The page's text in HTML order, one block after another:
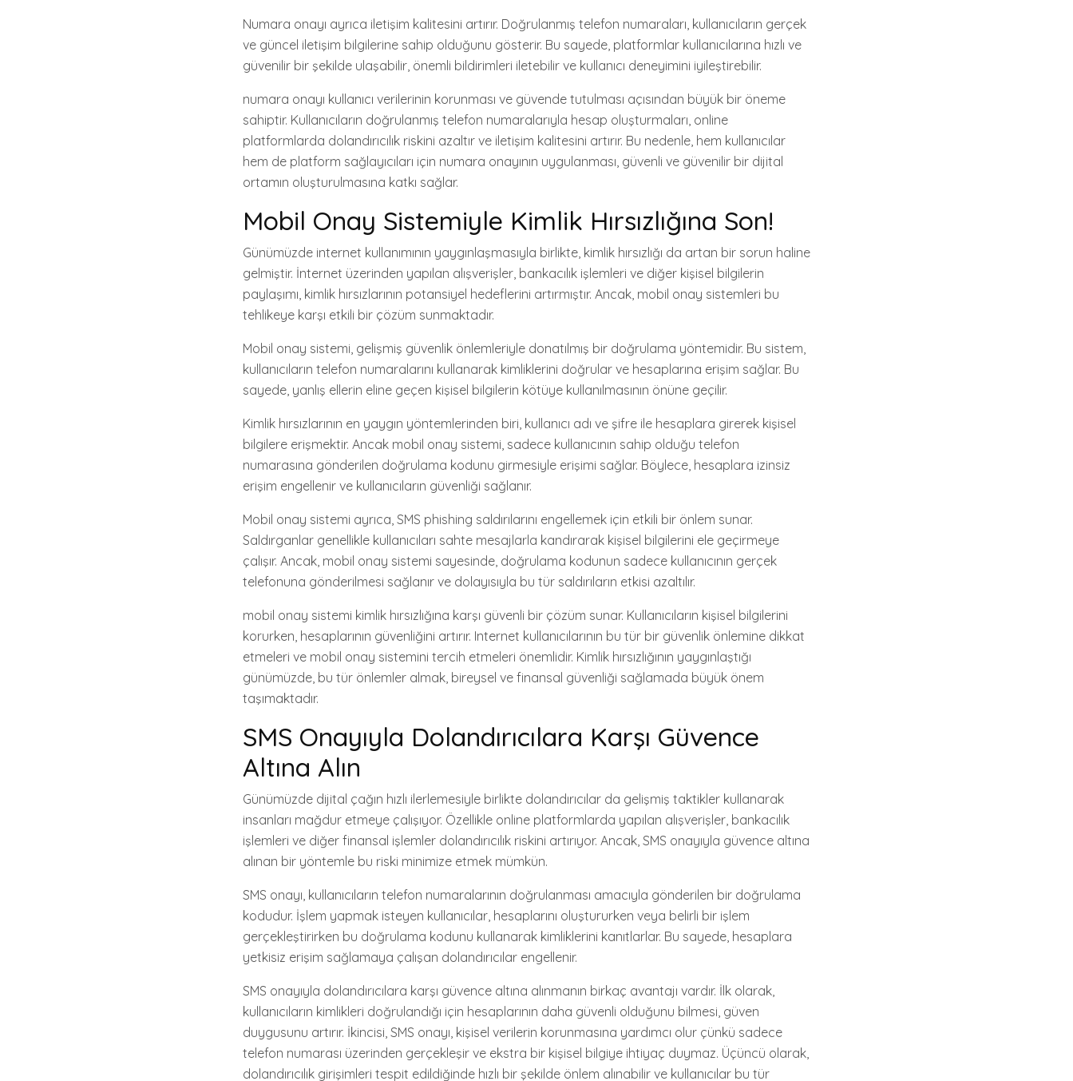
Numara onayı ayrıca iletişim kalitesini artırır. Doğrulanmış telefon numaraları, kullanıcıların gerçek
ve güncel iletişim bilgilerine sahip olduğunu gösterir. Bu sayede, platformlar kullanıcılarına hızlı ve
güvenilir bir şekilde ulaşabilir, önemli bildirimleri iletebilir ve kullanıcı deneyimini iyileştirebilir.
numara onayı kullanıcı verilerinin korunması ve güvende tutulması açısından büyük bir öneme
sahiptir. Kullanıcıların doğrulanmış telefon numaralarıyla hesap oluşturmaları, online
platformlarda dolandırıcılık riskini azaltır ve iletişim kalitesini artırır. Bu nedenle, hem kullanıcılar
hem de platform sağlayıcıları için numara onayının uygulanması, güvenli ve güvenilir bir dijital
ortamın oluşturulmasına katkı sağlar.
Mobil Onay Sistemiyle Kimlik Hırsızlığına Son!
Günümüzde internet kullanımının yaygınlaşmasıyla birlikte, kimlik hırsızlığı da artan bir sorun haline
gelmiştir. İnternet üzerinden yapılan alışverişler, bankacılık işlemleri ve diğer kişisel bilgilerin
paylaşımı, kimlik hırsızlarının potansiyel hedeflerini artırmıştır. Ancak, mobil onay sistemleri bu
tehlikeye karşı etkili bir çözüm sunmaktadır.
Mobil onay sistemi, gelişmiş güvenlik önlemleriyle donatılmış bir doğrulama yöntemidir. Bu sistem,
kullanıcıların telefon numaralarını kullanarak kimliklerini doğrular ve hesaplarına erişim sağlar. Bu
sayede, yanlış ellerin eline geçen kişisel bilgilerin kötüye kullanılmasının önüne geçilir.
Kimlik hırsızlarının en yaygın yöntemlerinden biri, kullanıcı adı ve şifre ile hesaplara girerek kişisel
bilgilere erişmektir. Ancak mobil onay sistemi, sadece kullanıcının sahip olduğu telefon
numarasına gönderilen doğrulama kodunu girmesiyle erişimi sağlar. Böylece, hesaplara izinsiz
erişim engellenir ve kullanıcıların güvenliği sağlanır.
Mobil onay sistemi ayrıca, SMS phishing saldırılarını engellemek için etkili bir önlem sunar.
Saldırganlar genellikle kullanıcıları sahte mesajlarla kandırarak kişisel bilgilerini ele geçirmeye
çalışır. Ancak, mobil onay sistemi sayesinde, doğrulama kodunun sadece kullanıcının gerçek
telefonuna gönderilmesi sağlanır ve dolayısıyla bu tür saldırıların etkisi azaltılır.
mobil onay sistemi kimlik hırsızlığına karşı güvenli bir çözüm sunar. Kullanıcıların kişisel bilgilerini
korurken, hesaplarının güvenliğini artırır. Internet kullanıcılarının bu tür bir güvenlik önlemine dikkat
etmeleri ve mobil onay sistemini tercih etmeleri önemlidir. Kimlik hırsızlığının yaygınlaştığı
günümüzde, bu tür önlemler almak, bireysel ve finansal güvenliği sağlamada büyük önem
taşımaktadır.
SMS Onayıyla Dolandırıcılara Karşı Güvence
Altına Alın
Günümüzde dijital çağın hızlı ilerlemesiyle birlikte dolandırıcılar da gelişmiş taktikler kullanarak
insanları mağdur etmeye çalışıyor. Özellikle online platformlarda yapılan alışverişler, bankacılık
işlemleri ve diğer finansal işlemler dolandırıcılık riskini artırıyor. Ancak, SMS onayıyla güvence altına
alınan bir yöntemle bu riski minimize etmek mümkün.
SMS onayı, kullanıcıların telefon numaralarının doğrulanması amacıyla gönderilen bir doğrulama
kodudur. İşlem yapmak isteyen kullanıcılar, hesaplarını oluştururken veya belirli bir işlem
gerçekleştirirken bu doğrulama kodunu kullanarak kimliklerini kanıtlarlar. Bu sayede, hesaplara
yetkisiz erişim sağlamaya çalışan dolandırıcılar engellenir.
SMS onayıyla dolandırıcılara karşı güvence altına alınmanın birkaç avantajı vardır. İlk olarak,
kullanıcıların kimlikleri doğrulandığı için hesaplarının daha güvenli olduğunu bilmesi, güven
duygusunu artırır. İkincisi, SMS onayı, kişisel verilerin korunmasına yardımcı olur çünkü sadece
telefon numarası üzerinden gerçekleşir ve ekstra bir kişisel bilgiye ihtiyaç duymaz. Üçüncü olarak,
dolandırıcılık girişimleri tespit edildiğinde hızlı bir şekilde önlem alınabilir ve kullanıcılar bu tür